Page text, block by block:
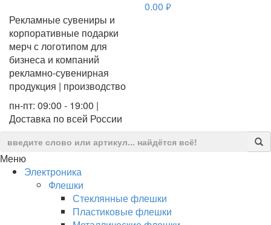
Рекламные сувениры и
корпоративные подарки
мерч с логотипом для
бизнеса и компаний
рекламно-сувенирная
продукция | производство
пн-пт: 09:00 - 19:00 |
Доставка по всей России
0.00 руб.
Меню
Электроника
Флешки
Стеклянные флешки
Пластиковые флешки